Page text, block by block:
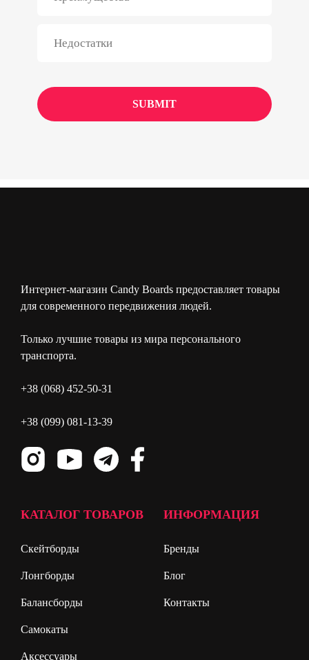
Интернет-магазин Candy Boards предоставляет товары
для современного передвижения людей.
Только лучшие товары из мира персонального
транспорта.
+38 (068) 452-50-31
+38 (099) 081-13-39
КАТАЛОГ ТОВАРОВ
Скейтборды
Лонгборды
Балансборды
Самокаты
Аксессуары
ИНФОРМАЦИЯ
Бренды
Блог
Контакты